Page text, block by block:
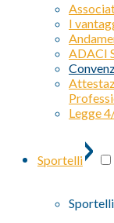
I
ADACI
Legge
Sportelli›
Sportelli